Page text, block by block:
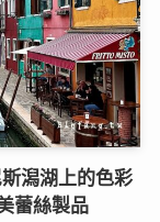
潟湖上的色彩
蕾絲製品